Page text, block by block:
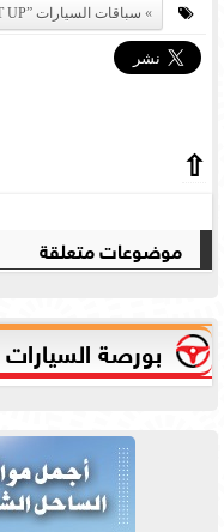
سباقات السيارات ”REV IT UP”
⇧
موضوعات متعلقة
بورصة السيارات